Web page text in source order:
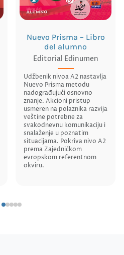
Nuevo Prisma – Libro
del alumno
Editorial Edinumen
Udžbenik nivoa A2 nastavlja
Nuevo Prisma metodu
nadograđujući osnovno
znanje. Akcioni pristup
usmeren na polaznika razvija
veštine potrebne za
svakodnevnu komunikaciju i
snalaženje u poznatim
situacijama. Pokriva nivo A2
prema Zajedničkom
evropskom referentnom
okviru.